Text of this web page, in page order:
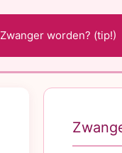
Zwanger worden? (tip!)